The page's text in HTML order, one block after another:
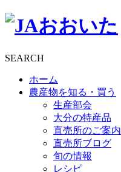
SEARCH
ホーム
農産物を知る・買う
生産部会
大分の特産品
直売所のご案内
直売所ブログ
旬の情報
レシピ